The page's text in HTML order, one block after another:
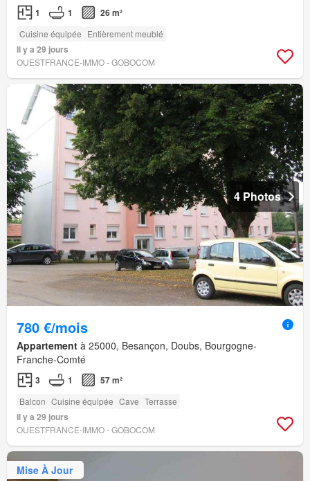
1 1 26 m²
Cuisine équipée Entièrement meublé
Il y a 29 jours
OUESTFRANCE-IMMO - GOBOCOM
4 Photos
780 €/mois
Appartement à 25000, Besançon, Doubs, Bourgogne-
Franche-Comté
3 1 57 m²
Balcon Cuisine équipée Cave Terrasse
Il y a 29 jours
OUESTFRANCE-IMMO - GOBOCOM
Mise À Jour